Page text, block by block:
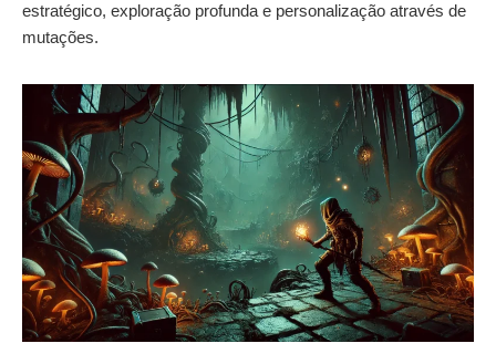
estratégico, exploração profunda e personalização através de
mutações.